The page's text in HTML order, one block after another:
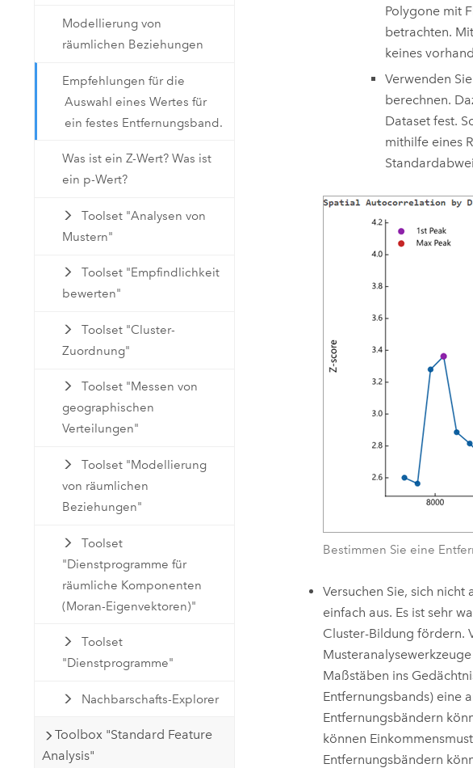
Modellierung von
räumlichen Beziehungen
Empfehlungen für die
Auswahl eines Wertes für
ein festes Entfernungsband.
Was ist ein Z-Wert? Was ist
ein p-Wert?
Toolset "Analysen von
Mustern"
Toolset "Empfindlichkeit
bewerten"
Toolset "Cluster-
Zuordnung"
Toolset "Messen von
geographischen
Verteilungen"
Toolset "Modellierung
von räumlichen
Beziehungen"
Toolset
"Dienstprogramme für
räumliche Komponenten
(Moran-Eigenvektoren)"
Toolset
"Dienstprogramme"
Nachbarschafts-Explorer
Toolbox "Standard Feature
Analysis"
Polygone mit
betrachten.
keines
Verwenden
berechnen.
Dataset fest.
mithilfe eines
Bestimmen Sie eine
Versuchen Sie, sich
einfach aus. Es ist sehr
Cluster-Bildung fördern.
Maßstäben ins
Entfernungsbands) eine
Entfernungsbändern
können
Entfernungsbändern